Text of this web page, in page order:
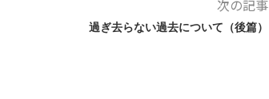
次の記事
過ぎ去らない過去について（後篇）